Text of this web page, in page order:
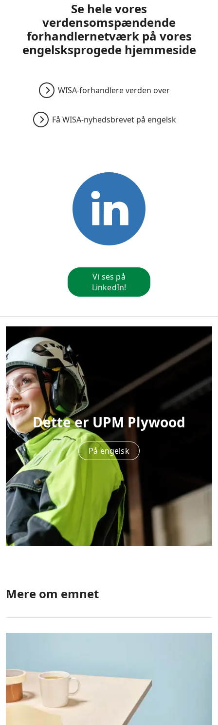
Se hele vores
verdensomspændende
forhandlernetværk på vores
engelsksprogede hjemmeside
WISA-forhandlere verden over
Få WISA-nyhedsbrevet på engelsk
Vi ses på
LinkedIn!
Dette er UPM Plywood
På engelsk
Mere om emnet